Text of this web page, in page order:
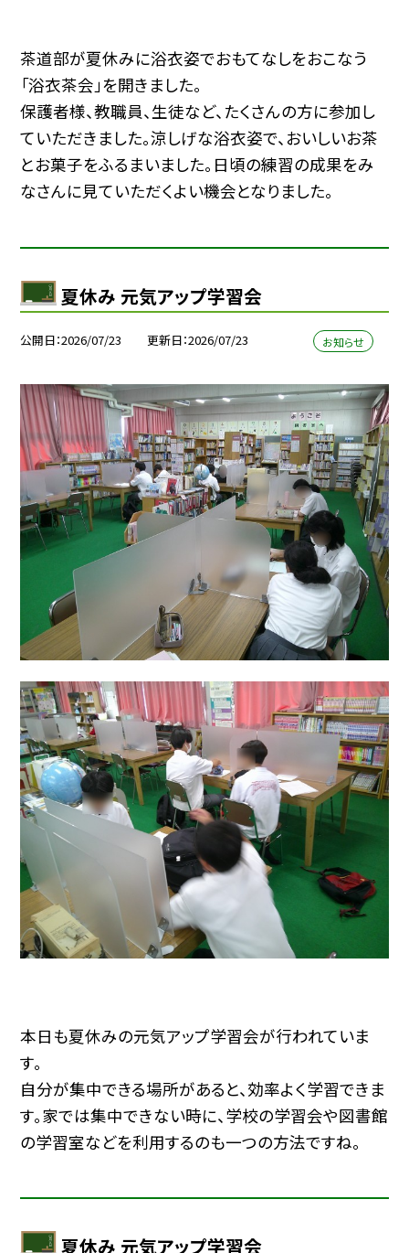
茶道部が夏休みに浴衣姿でおもてなしをおこなう
「浴衣茶会」を開きました。
保護者様、教職員、生徒など、たくさんの方に参加し
ていただきました。涼しげな浴衣姿で、おいしいお茶
とお菓子をふるまいました。日頃の練習の成果をみ
なさんに見ていただくよい機会となりました。
夏休み 元気アップ学習会
公開日 2026/07/23 更新日 2026/07/23 お知らせ
本日も夏休みの元気アップ学習会が行われていま
す。
自分が集中できる場所があると、効率よく学習できま
す。家では集中できない時に、学校の学習会や図書館
の学習室などを利用するのも一つの方法ですね。
夏休み 元気アップ学習会